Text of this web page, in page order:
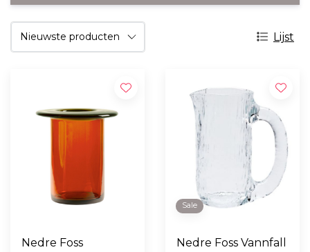
Lijst
Nedre Foss
Sale
Nedre Foss Vannfall